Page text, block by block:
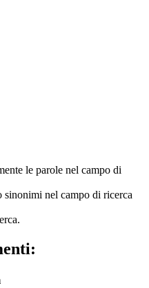
le parole nel campo di
sinonimi nel campo di ricerca